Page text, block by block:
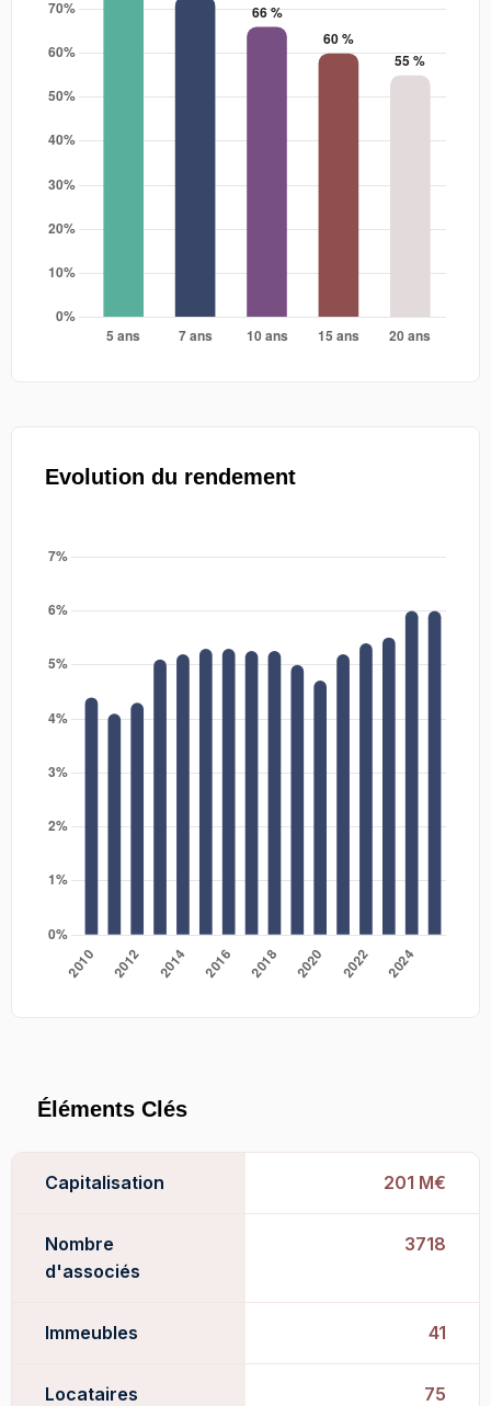
Evolution du rendement
Éléments Clés
Capitalisation 201 M€
Nombre
d'associés
3718
Immeubles 41
Locataires 75